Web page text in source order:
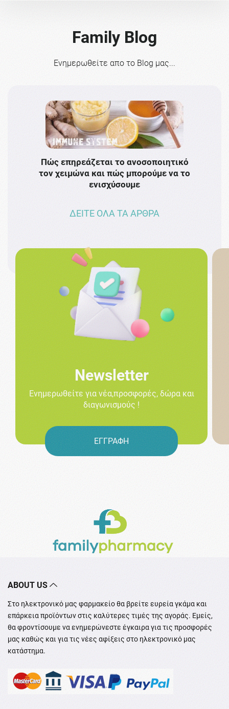
Family Blog
Ενημερωθείτε απο το Blog μας...
Πώς επηρεάζεται το ανοσοποιητικό
τον χειμώνα και πώς μπορούμε να το
ενισχύσουμε
ΔΕΙΤΕ ΟΛΑ ΤΑ ΑΡΘΡΑ
Newsletter
Ενημερωθείτε για νέα,προσφορές, δώρα και
διαγωνισμούς !
ΕΓΓΡΑΦΗ
ABOUT US
Στο ηλεκτρονικό μας φαρμακείο θα βρείτε ευρεία γκάμα και
επάρκεια προϊόντων στις καλύτερες τιμές της αγοράς. Εμείς,
θα φροντίσουμε να ενημερώνεστε έγκαιρα για τις προσφορές
μας καθώς και για τις νέες αφίξεις στο ηλεκτρονικό μας
κατάστημα.